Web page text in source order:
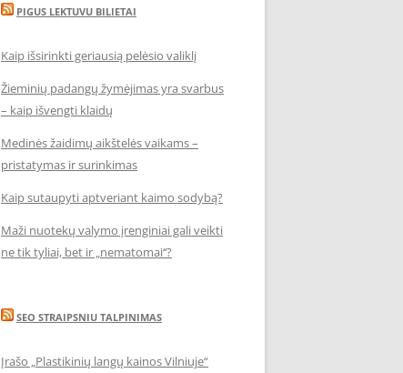
PIGUS LEKTUVU BILIETAI
Kaip išsirinkti geriausią pelėsio valiklį
Žieminių padangų žymėjimas yra svarbus
– kaip išvengti klaidų
Medinės žaidimų aikštelės vaikams –
pristatymas ir surinkimas
Kaip sutaupyti aptveriant kaimo sodybą?
Maži nuotekų valymo įrenginiai gali veikti
ne tik tyliai, bet ir „nematomai‘‘?
SEO STRAIPSNIU TALPINIMAS
Įrašo „Plastikinių langų kainos Vilniuje“